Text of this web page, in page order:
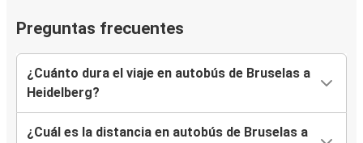
Preguntas frecuentes
¿Cuánto dura el viaje en autobús de Bruselas a
Heidelberg?
¿Cuál es la distancia en autobús de Bruselas a